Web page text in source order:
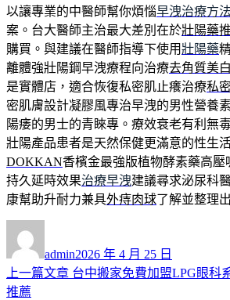
以讓專業的中醫師幫你煩惱早洩治療方法
案。台大醫師主治最大差別在於壯陽藥
購買。與建議在醫師指導下使用壯陽藥
離體強壯陽鋼早洩療程向治療去角質美
是實體店，適合恢復私密肌止癢治療私
密肌膚設計凝膠風專治早洩的男性營養
陽痿的男士的青睞專。療效衰老有利無
壯陽產品患者是天然保健更滿意的性生
DOKKAN香檳金最強版植物酵素藥高壓
持久延時效果治療早洩建議尋求泌尿科
康幫助升耐力兼具外痔肉球了解並整理
者
admin佈
日
2026 年 4 月 25 日
文
上一篇文章 上
台中搬家免費加盟LPG眼科
推薦